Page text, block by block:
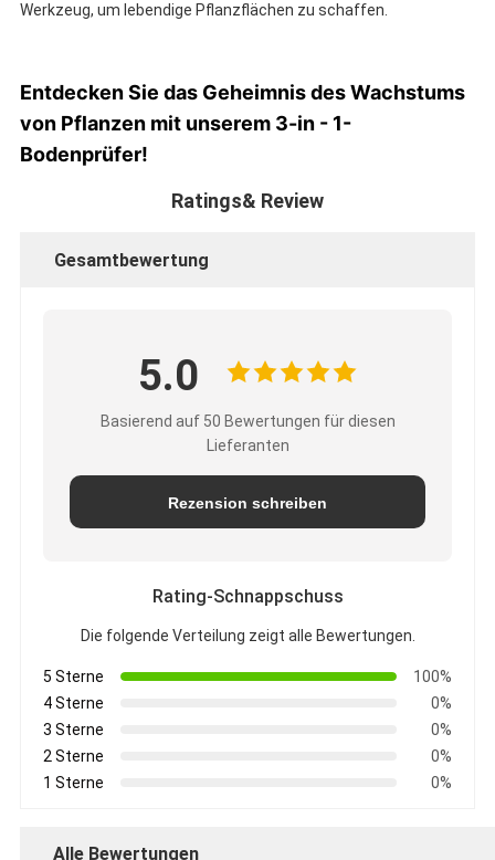
Werkzeug, um lebendige Pflanzflächen zu schaffen.
Entdecken Sie das Geheimnis des Wachstums
von Pflanzen mit unserem 3-in - 1-
Bodenprüfer!
Ratings& Review
Gesamtbewertung
5.0
Basierend auf 50 Bewertungen für diesen
Lieferanten
Rezension schreiben
Rating-Schnappschuss
Die folgende Verteilung zeigt alle Bewertungen.
5 Sterne
100%
4 Sterne
0%
3 Sterne
0%
2 Sterne
0%
1 Sterne
0%
Alle Bewertungen